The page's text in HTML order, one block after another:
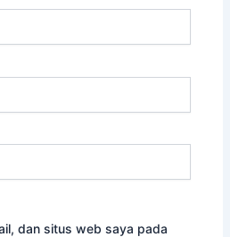
dan situs web saya pada